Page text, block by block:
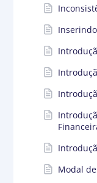
Modal